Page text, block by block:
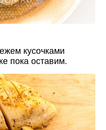
кусочками
пока оставим.